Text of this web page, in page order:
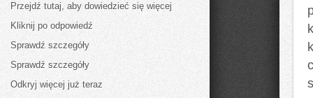
Przejdź tutaj, aby dowiedzieć się więcej
Kliknij po odpowiedź
Sprawdź szczegóły
Sprawdź szczegóły
Odkryj więcej już teraz